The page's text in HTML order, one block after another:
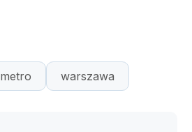
metro warszawa